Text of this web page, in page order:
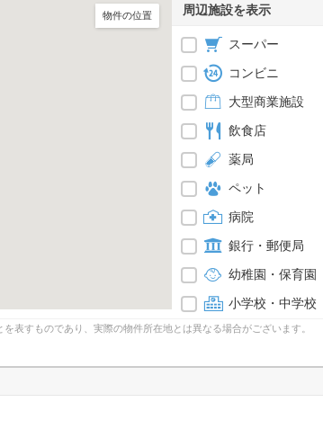
物件の位置 周辺施設を表示
スーパー
コンビニ
大型商業施設
飲食店
薬局
ペット
病院
銀行・郵便局
幼稚園・保育園
小学校・中学校
表すものであり、実際の物件所在地とは異なる場合がございます。